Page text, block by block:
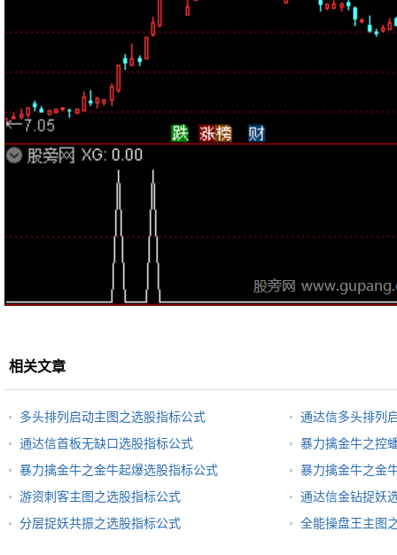
相关文章
多头排列启动主图之选股指标公式
通达信多头排列
通达信首板无缺口选股指标公式
暴力擒金牛之控
暴力擒金牛之金牛起爆选股指标公式
暴力擒金牛之金
游资刺客主图之选股指标公式
通达信金钻捉妖
分层捉妖共振之选股指标公式
全能操盘王主图